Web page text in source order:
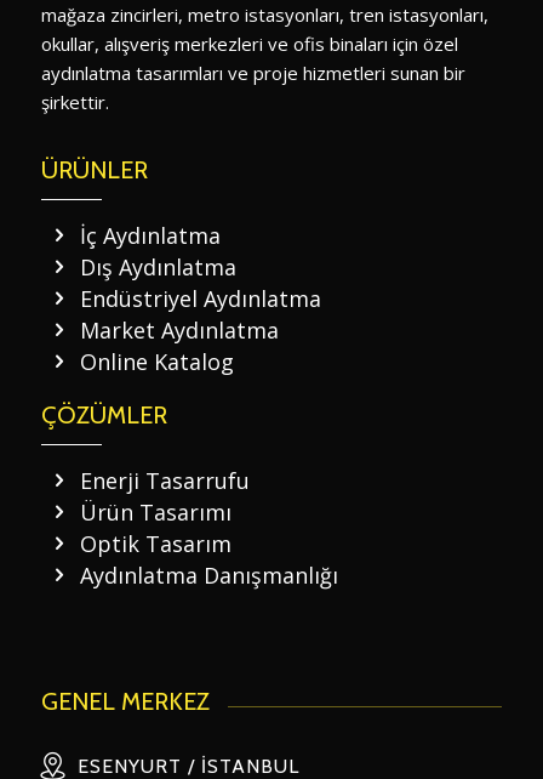
mağaza zincirleri, metro istasyonları, tren istasyonları,
okullar, alışveriş merkezleri ve ofis binaları için özel
aydınlatma tasarımları ve proje hizmetleri sunan bir
şirkettir.
ÜRÜNLER
İç Aydınlatma
Dış Aydınlatma
Endüstriyel Aydınlatma
Market Aydınlatma
Online Katalog
ÇÖZÜMLER
Enerji Tasarrufu
Ürün Tasarımı
Optik Tasarım
Aydınlatma Danışmanlığı
GENEL MERKEZ
ESENYURT / İSTANBUL